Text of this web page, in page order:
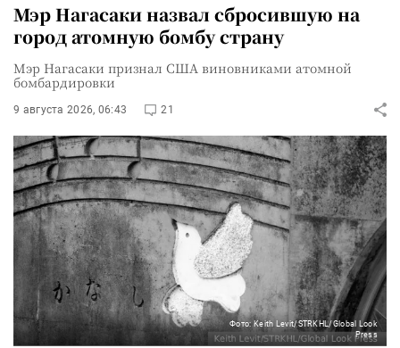
Мэр Нагасаки назвал сбросившую на
город атомную бомбу страну
Мэр Нагасаки признал США виновниками атомной
бомбардировки
9 августа 2026, 06:43 21
Фото: Keith Levit/STRKHL/Global Look
Press